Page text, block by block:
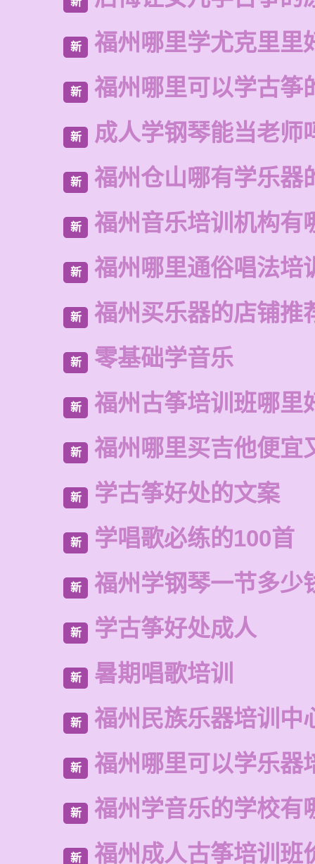
新 福州哪里学尤克里里
新 福州哪里可以学古筝
新 成人学钢琴能当老师
新 福州仓山哪有学乐器
新 福州音乐培训机构有
新 福州哪里通俗唱法培
新 福州买乐器的店铺推
新 零基础学音乐
新 福州古筝培训班哪里
新 福州哪里买吉他便宜
新 学古筝好处的文案
新 学唱歌必练的100首
新 福州学钢琴一节多少
新 学古筝好处成人
新 暑期唱歌培训
新 福州民族乐器培训中
新 福州哪里可以学乐器
新 福州学音乐的学校有
新 福州成人古筝培训班